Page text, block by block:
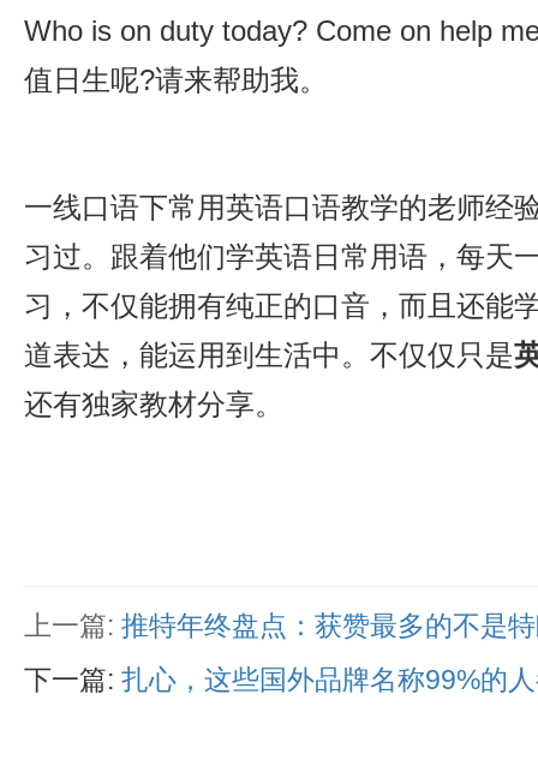
Who is on duty today? Come on help
值日生呢?请来帮助我。
一线口语下常用英语口语教学的老师经
习过。跟着他们学英语日常用语，每天
习，不仅能拥有纯正的口音，而且还能
道表达，能运用到生活中。不仅仅只是
还有独家教材分享。
上一篇: 推特年终盘点：获赞最多的不是
下一篇: 扎心，这些国外品牌名称99%的